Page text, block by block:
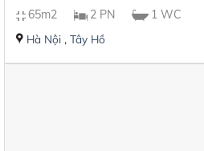
65m2 2 PN 1 WC
Hà Nội, Tây Hồ